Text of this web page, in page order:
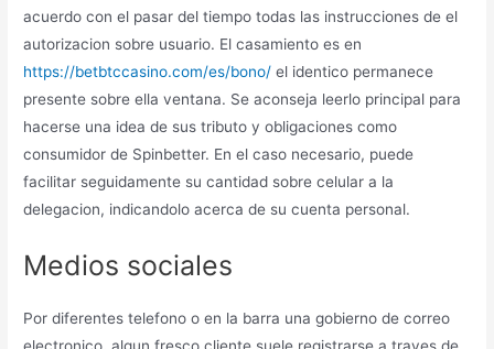
acuerdo con el pasar del tiempo todas las instrucciones de el
autorizacion sobre usuario. El casamiento es en
https://betbtccasino.com/es/bono/ el identico permanece
presente sobre ella ventana. Se aconseja leerlo principal para
hacerse una idea de sus tributo y obligaciones como
consumidor de Spinbetter. En el caso necesario, puede
facilitar seguidamente su cantidad sobre celular a la
delegacion, indicandolo acerca de su cuenta personal.
Medios sociales
Por diferentes telefono o en la barra una gobierno de correo